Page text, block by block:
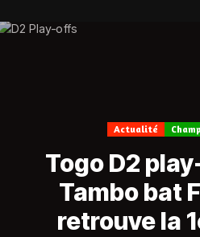
Actualité
Togo D2
Tambo bat
retrouve la